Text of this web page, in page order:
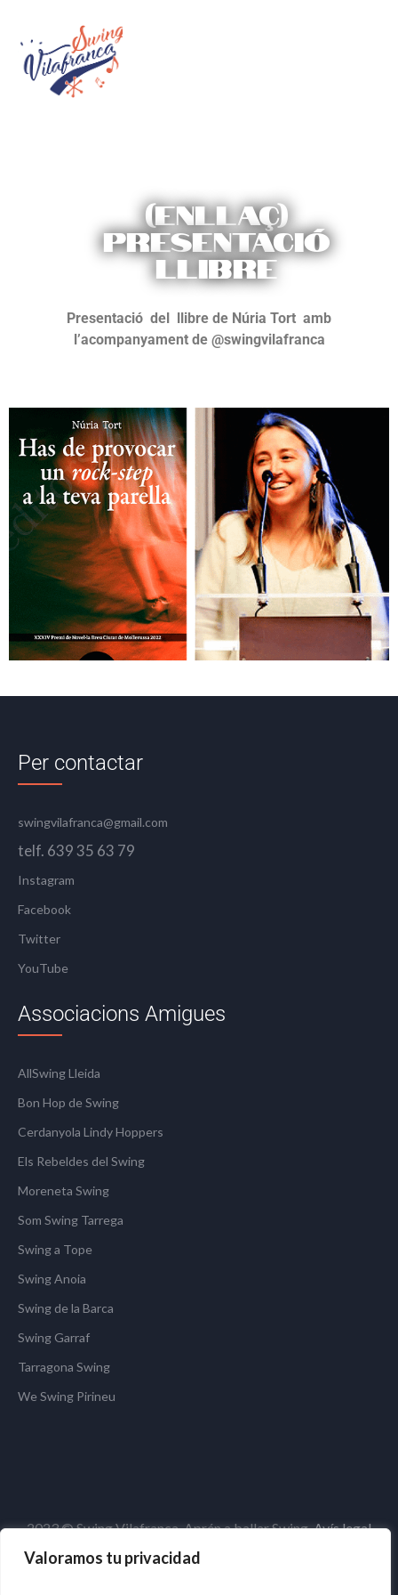
Valoramos tu privacidad
(Enllaç)
Presentació
llibre
Presentació del llibre de Núria Tort amb
l’acompanyament de @swingvilafranca
Per contactar
swingvilafranca@gmail.com
telf. 639 35 63 79
Instagram
Facebook
Twitter
YouTube
Associacions Amigues
AllSwing Lleida
Bon Hop de Swing
Cerdanyola Lindy Hoppers
Els Rebeldes del Swing
Moreneta Swing
Som Swing Tarrega
Swing a Tope
Swing Anoia
Swing de la Barca
Swing Garraf
Tarragona Swing
We Swing Pirineu
2023 © Swing Vilafranca. Aprén a ballar Swing.Avís legal